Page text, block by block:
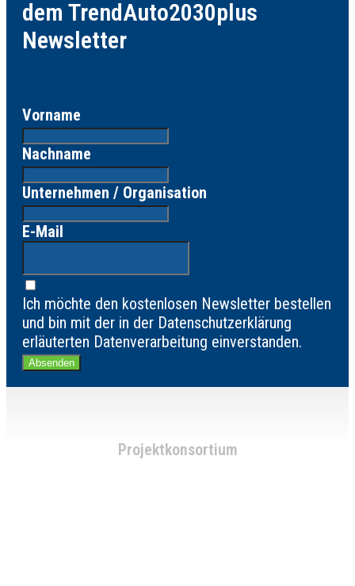
dem TrendAuto2030plus
Newsletter
Vorname
Nachname
Unternehmen / Organisation
E-Mail
Ich möchte den kostenlosen Newsletter bestellen
und bin mit der in der Datenschutzerklärung
erläuterten Datenverarbeitung einverstanden.
Absenden
Projektkonsortium